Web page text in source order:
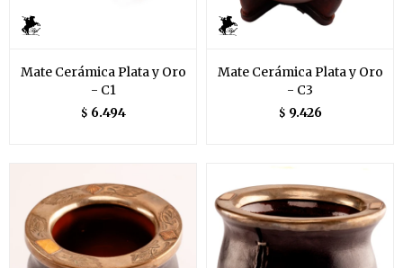
Mate Cerámica Plata y Oro
- C1
$ 6.494
Mate Cerámica Plata y Oro
- C3
$ 9.426